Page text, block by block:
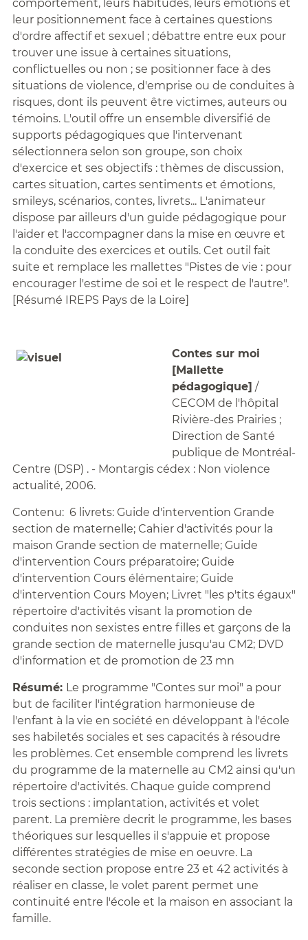
comportement, leurs habitudes, leurs émotions et
leur positionnement face à certaines questions
d'ordre affectif et sexuel ; débattre entre eux pour
trouver une issue à certaines situations,
conflictuelles ou non ; se positionner face à des
situations de violence, d'emprise ou de conduites à
risques, dont ils peuvent être victimes, auteurs ou
témoins. L'outil offre un ensemble diversifié de
supports pédagogiques que l'intervenant
sélectionnera selon son groupe, son choix
d'exercice et ses objectifs : thèmes de discussion,
cartes situation, cartes sentiments et émotions,
smileys, scénarios, contes, livrets... L'animateur
dispose par ailleurs d'un guide pédagogique pour
l'aider et l'accompagner dans la mise en œuvre et
la conduite des exercices et outils. Cet outil fait
suite et remplace les mallettes "Pistes de vie : pour
encourager l'estime de soi et le respect de l'autre".
[Résumé IREPS Pays de la Loire]
Contes sur moi
[Mallette
pédagogique] /
CECOM de l'hôpital
Rivière-des Prairies ;
Direction de Santé
publique de Montréal-
Centre (DSP) . - Montargis cédex : Non violence
actualité, 2006.
Contenu: 6 livrets: Guide d'intervention Grande
section de maternelle; Cahier d'activités pour la
maison Grande section de maternelle; Guide
d'intervention Cours préparatoire; Guide
d'intervention Cours élémentaire; Guide
d'intervention Cours Moyen; Livret "les p'tits égaux"
répertoire d'activités visant la promotion de
conduites non sexistes entre filles et garçons de la
grande section de maternelle jusqu'au CM2; DVD
d'information et de promotion de 23 mn
Résumé: Le programme "Contes sur moi" a pour
but de faciliter l'intégration harmonieuse de
l'enfant à la vie en société en développant à l'école
ses habiletés sociales et ses capacités à résoudre
les problèmes. Cet ensemble comprend les livrets
du programme de la maternelle au CM2 ainsi qu'un
répertoire d'activités. Chaque guide comprend
trois sections : implantation, activités et volet
parent. La première decrit le programme, les bases
théoriques sur lesquelles il s'appuie et propose
différentes stratégies de mise en oeuvre. La
seconde section propose entre 23 et 42 activités à
réaliser en classe, le volet parent permet une
continuité entre l'école et la maison en associant la
famille.